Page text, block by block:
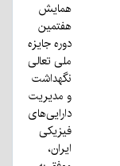
همایش
هفتمین
دوره جایزه
ملی تعالی
نگهداشت
و مدیریت
دارایی‌های
فیزیکی
ایران،